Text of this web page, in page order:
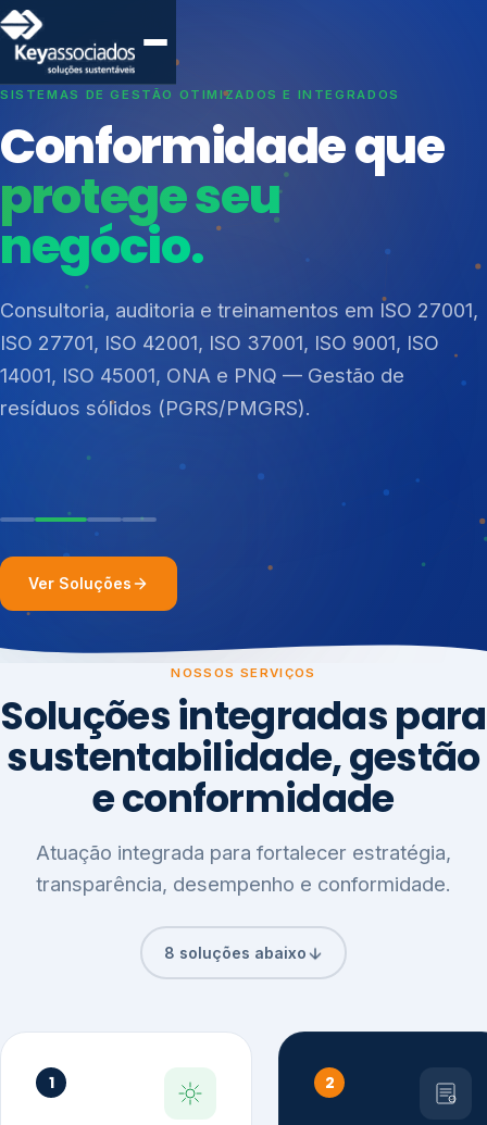
SISTEMAS DE GESTÃO OTIMIZADOS E INTEGRADOS
Conformidade que
protege seu
negócio.
Consultoria, auditoria e treinamentos em ISO 27001,
ISO 27701, ISO 42001, ISO 37001, ISO 9001, ISO
14001, ISO 45001, ONA e PNQ — Gestão de
resíduos sólidos (PGRS/PMGRS).
Índices de Mercado
Reporte Regulatório
Ver Soluções
NOSSOS SERVIÇOS
Soluções integradas para
sustentabilidade, gestão
e conformidade
Atuação integrada para fortalecer estratégia,
transparência, desempenho e conformidade.
8 soluções abaixo
1 2